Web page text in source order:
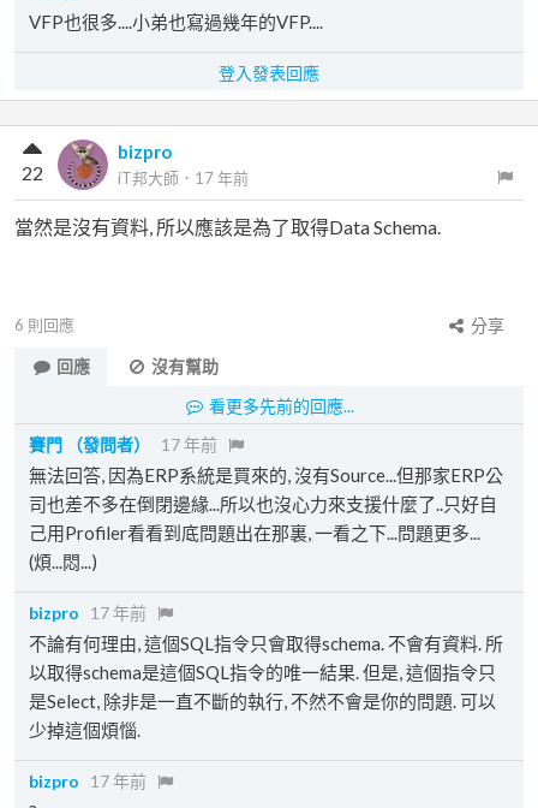
VFP也很多....小弟也寫過幾年的VFP....
登入發表回應
bizpro
iT邦大師 ． 17 年前
22
當然是沒有資料, 所以應該是為了取得Data Schema.
6 則回應
分享
回應
沒有幫助
看更多先前的回應...
賽門
（發問者） 17 年前
無法回答, 因為ERP系統是買來的, 沒有Source...但那家ERP公
司也差不多在倒閉邊緣...所以也沒心力來支援什麼了..只好自
己用Profiler看看到底問題出在那裏, 一看之下...問題更多...
(煩...悶...)
bizpro 17 年前
不論有何理由, 這個SQL指令只會取得schema. 不會有資料. 所
以取得schema是這個SQL指令的唯一結果. 但是, 這個指令只
是Select, 除非是一直不斷的執行, 不然不會是你的問題. 可以
少掉這個煩惱.
bizpro 17 年前